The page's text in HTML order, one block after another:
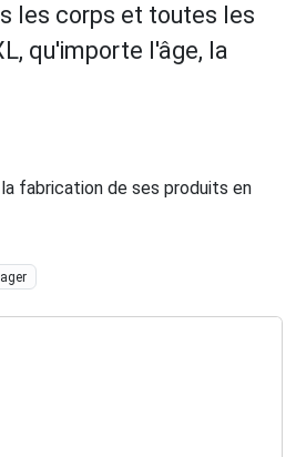
les corps et toutes les
qu'importe l'âge, la
fabrication de ses produits en